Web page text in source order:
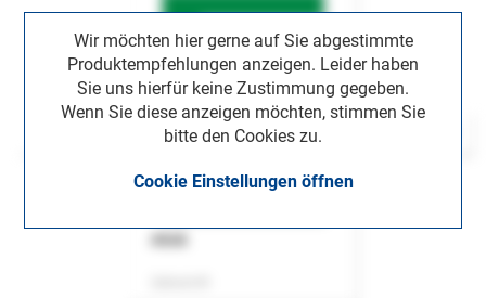
Wir möchten hier gerne auf Sie abgestimmte
Produktempfehlungen anzeigen. Leider haben
Sie uns hierfür keine Zustimmung gegeben.
Wenn Sie diese anzeigen möchten, stimmen Sie
bitte den Cookies zu.
Cookie Einstellungen öffnen